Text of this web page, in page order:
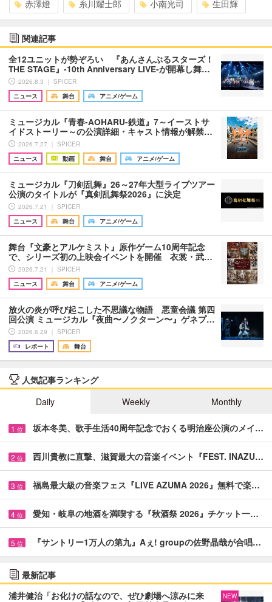
赤澤燈 糸川耀士郎 小南光司 生田輝
関連記事
全12ユニットが勢ぞろい 『あんさんぶるスターズ！
THE STAGE』-10th Anniversary LIVE-が開幕し舞…
2026.8.3 ｜ SPICER
ニュース
舞台 アニメ/ゲーム
ミュージカル『青春-AOHARU-鉄道』7～イーストサ
イドストーリー～の公演詳細・キャスト情報が解禁…
2026.7.27 ｜ SPICER
ニュース
動画 舞台 アニメ/ゲーム
ミュージカル『刀剣乱舞』26～27年大型ライブツアー
公演のタイトルが『真剣乱舞祭2026』に決定
2026.7.21 ｜ SPICER
ニュース
舞台 アニメ/ゲーム
舞台『文豪とアルケミスト』原作ゲーム10周年記念
で、シリーズ初の上映会イベントを開催 衣裳・武…
2026.7.21 ｜ SPICER
ニュース
舞台 アニメ/ゲーム
放火の炎が呼び起こした不思議な物語 悪童会議 第四
回公演 ミュージカル『夜曲〜ノクターン〜』ゲネプ…
2026.6.29 ｜ SPICER
レポート
舞台
人気記事ランキング
Daily
Weekly Monthly
1 位 坂本冬美、歌手生活40周年記念でおくる明治座公演のメイ…
2 位 西川貴教に直撃、滋賀最大の音楽イベント『FEST. INAZU…
3 位 福島最大級の音楽フェス『LIVE AZUMA 2026』無料で楽…
4 位 愛知・岐阜の地酒を満喫する『秋酒祭 2026』チケット一…
5 位 『サントリー1万人の第九』Aぇ! groupの佐野晶哉が合唱…
最新記事
浦井健治「お化けの話なので、ぜひ劇場へ涼みに来
NEW